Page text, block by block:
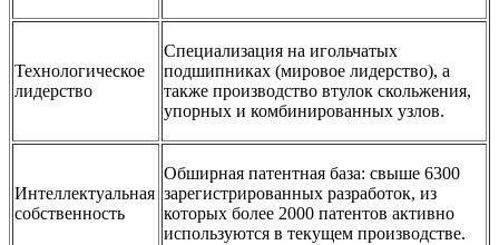
Технологическое
лидерство
Специализация на игольчатых
подшипниках (мировое лидерство), а
также производство втулок скольжения,
упорных и комбинированных узлов.
Интеллектуальная
собственность
Обширная патентная база: свыше 6300
зарегистрированных разработок, из
которых более 2000 патентов активно
используются в текущем производстве.